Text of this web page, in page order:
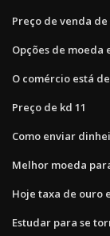
Preço de venda de
Opções de moeda
O comércio está
Preço de kd 11
Como enviar
Melhor moeda
Hoje taxa de ouro
Estudar para se